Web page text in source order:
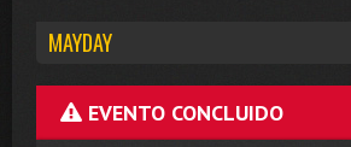
MAYDAY
EVENTO CONCLUIDO